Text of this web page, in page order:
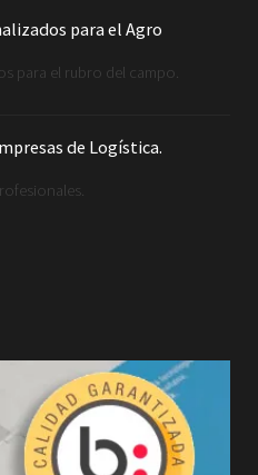
para el Agro
para el rubro del campo.
de Logística.